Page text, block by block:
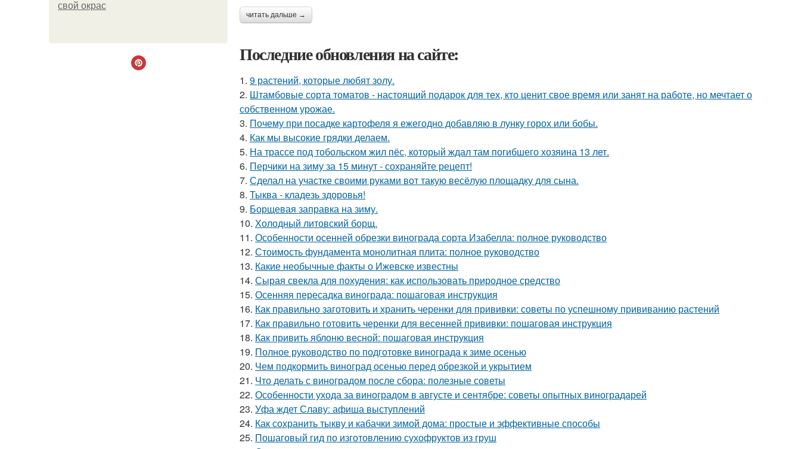
свой окрас
читать дальше →
Последние обновления на сайте:
1. 9 растений, которые любят золу.
2. Штамбовые сорта томатов - настоящий подарок для тех, кто ценит свое время или занят на работе, но мечтает о
собственном урожае.
3. Почему при посадке картофеля я ежегодно добавляю в лунку горох или бобы.
4. Как мы высокие грядки делаем.
5. На трассе под тобольском жил пёс, который ждал там погибшего хозяина 13 лет.
6. Перчики на зиму за 15 минут - сохраняйте рецепт!
7. Сделал на участке своими руками вот такую весёлую площадку для сына.
8. Тыква - кладезь здоровья!
9. Борщевая заправка на зиму.
10. Холодный литовский борщ.
11. Особенности осенней обрезки винограда сорта Изабелла: полное руководство
12. Стоимость фундамента монолитная плита: полное руководство
13. Какие необычные факты о Ижевске известны
14. Сырая свекла для похудения: как использовать природное средство
15. Осенняя пересадка винограда: пошаговая инструкция
16. Как правильно заготовить и хранить черенки для прививки: советы по успешному прививанию растений
17. Как правильно готовить черенки для весенней прививки: пошаговая инструкция
18. Как привить яблоню весной: пошаговая инструкция
19. Полное руководство по подготовке винограда к зиме осенью
20. Чем подкормить виноград осенью перед обрезкой и укрытием
21. Что делать с виноградом после сбора: полезные советы
22. Особенности ухода за виноградом в августе и сентябре: советы опытных виноградарей
23. Уфа ждет Славу: афиша выступлений
24. Как сохранить тыкву и кабачки зимой дома: простые и эффективные способы
25. Пошаговый гид по изготовлению сухофруктов из груш